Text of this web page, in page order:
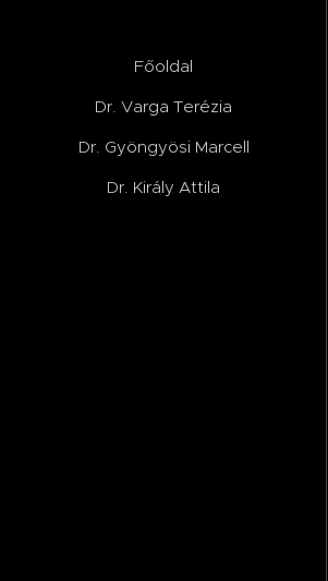
Főoldal
Dr. Varga Terézia
Dr. Gyöngyösi Marcell
Dr. Király Attila